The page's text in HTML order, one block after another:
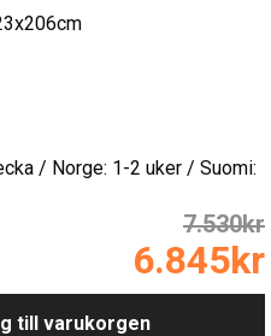
/ Norge: 1-2 uker / Suomi:
7.530kr
6.845kr
till varukorgen